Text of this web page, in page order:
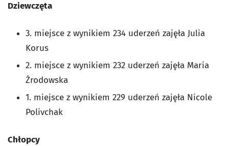
Dziewczęta
3. miejsce z wynikiem 234 uderzeń zajęła Julia
Korus
2. miejsce z wynikiem 232 uderzeń zajęła Maria
Żrodowska
1. miejsce z wynikiem 229 uderzeń zajęła Nicole
Polivchak
Chłopcy